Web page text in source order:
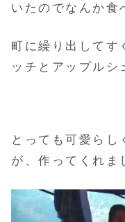
いたのでなんか食
町に繰り出してす
ッチとアップルシ
とっても可愛らし
が、作ってくれま